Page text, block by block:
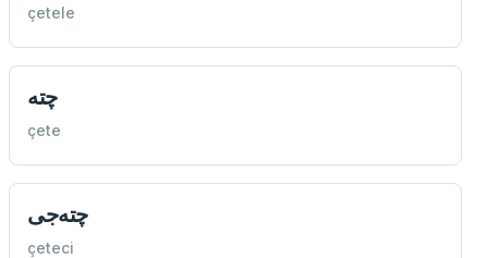
çetele
چته
çete
چته‌جی
çeteci